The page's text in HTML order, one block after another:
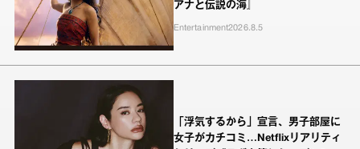
アナと伝説の海』
Entertainment2026.8.5
「浮気するから」宣言、男子部屋に
女子がカチコミ…Netflixリアリティ